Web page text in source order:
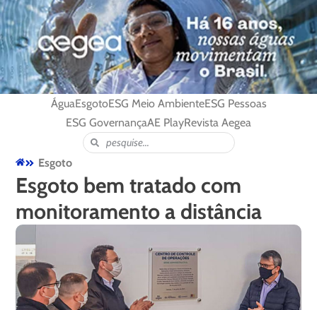
ÁguaEsgotoESG Meio AmbienteESG Pessoas
ESG GovernançaAE PlayRevista Aegea
Esgoto
Esgoto bem tratado com
monitoramento a distância